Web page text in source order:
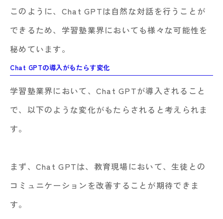
このように、Chat GPTは自然な対話を行うことが
できるため、学習塾業界においても様々な可能性を
秘めています。
Chat GPTの導入がもたらす変化
学習塾業界において、Chat GPTが導入されること
で、以下のような変化がもたらされると考えられま
す。
まず、Chat GPTは、教育現場において、生徒との
コミュニケーションを改善することが期待できま
す。